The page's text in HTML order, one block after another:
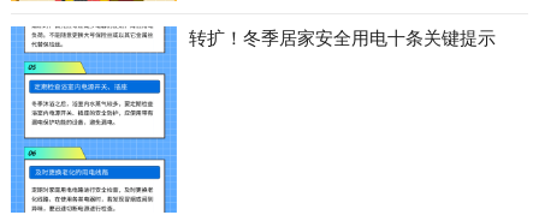
转扩！冬季居家安全用电十条关键提示